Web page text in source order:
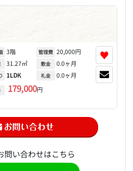
3階
31.27㎡
1LDK
179,000円
管理費 20,000円
敷金 0.0ヶ月
礼金 0.0ヶ月
♥
問い合わせはこちら